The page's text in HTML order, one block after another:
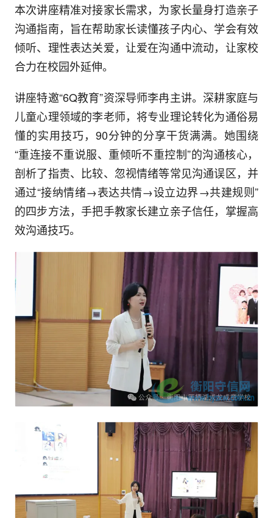
本次讲座精准对接家长需求，为家长量身打造亲子
沟通指南，旨在帮助家长读懂孩子内心、学会有效
倾听、理性表达关爱，让爱在沟通中流动，让家校
合力在校园外延伸。
讲座特邀“6Q教育”资深导师李冉主讲。深耕家庭与
儿童心理领域的李老师，将专业理论转化为通俗易
懂的实用技巧，90分钟的分享干货满满。她围绕
“重连接不重说服、重倾听不重控制”的沟通核心，
剖析了指责、比较、忽视情绪等常见沟通误区，并
通过“接纳情绪→表达共情→设立边界→共建规则”
的四步方法，手把手教家长建立亲子信任，掌握高
效沟通技巧。